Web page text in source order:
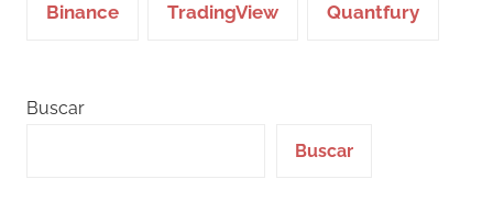
Binance TradingView Quantfury
Buscar
Buscar